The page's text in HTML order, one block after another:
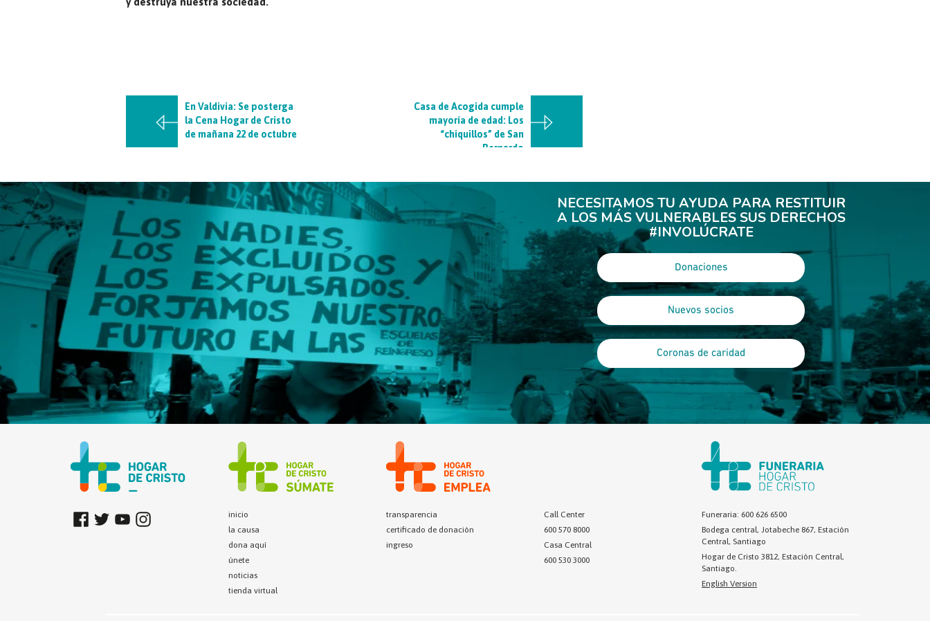
En Valdivia: Se posterga
la Cena Hogar de Cristo
de mañana 22 de octubre
Casa de Acogida cumple
mayoría de edad: Los
“chiquillos” de San
Bernardo
NECESITAMOS TU AYUDA PARA RESTITUIR
A LOS MÁS VULNERABLES SUS DERECHOS
#INVOLÚCRATE
Donaciones
Nuevos socios
Coronas de caridad
inicio
la causa
dona aquí
únete
noticias
tienda virtual
transparencia
certificado de donación
ingreso
Call Center
600 570 8000
Casa Central
600 530 3000
Funeraria: 600 626 6500
Bodega central, Jotabeche 867, Estación
Central, Santiago
Hogar de Cristo 3812, Estación Central,
Santiago.
English Version